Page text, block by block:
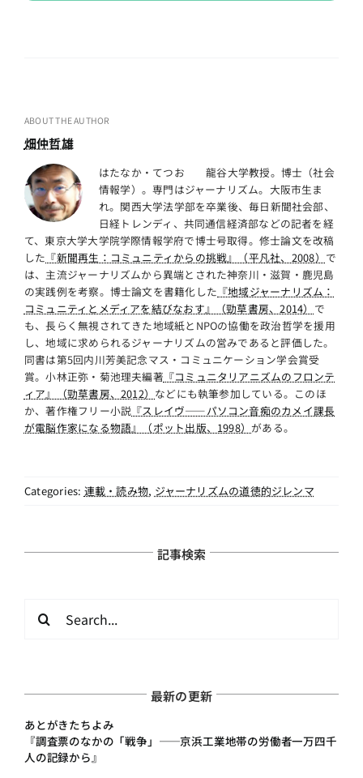
ABOUT THE AUTHOR
畑仲哲雄
はたなか・てつお 龍谷大学教授。博士（社会
情報学）。専門はジャーナリズム。大阪市生ま
れ。関西大学法学部を卒業後、毎日新聞社会部、
日経トレンディ、共同通信経済部などの記者を経
て、東京大学大学院学際情報学府で博士号取得。修士論文を改稿
した 『新聞再生：コミュニティからの挑戦』（平凡社、2008） で
は、主流ジャーナリズムから異端とされた神奈川・滋賀・鹿児島
の実践例を考察。博士論文を書籍化した 『地域ジャーナリズム：
コミュニティとメディアを結びなおす』（勁草書房、2014） で
も、長らく無視されてきた地域紙とNPOの協働を政治哲学を援用
し、地域に求められるジャーナリズムの営みであると評価した。
同書は第5回内川芳美記念マス・コミュニケーション学会賞受
賞。小林正弥・菊池理夫編著 『コミュニタリアニズムのフロンテ
ィア』（勁草書房、2012） などにも執筆参加している。このほ
か、著作権フリー小説 『スレイヴ――パソコン音痴のカメイ課長
が電脳作家になる物語』（ポット出版、1998）がある。
Categories: 連載・読み物, ジャーナリズムの道徳的ジレンマ
記事検索
最新の更新
あとがきたちよみ
『調査票のなかの「戦争」――京浜工業地帯の労働者一万四千
人の記録から』